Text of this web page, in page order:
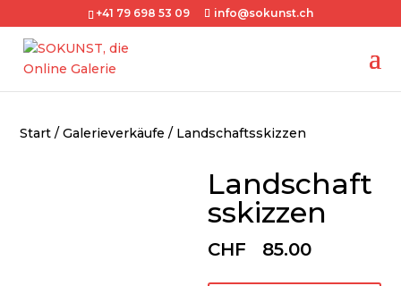
+41 79 698 53 09 info@sokunst.ch
Start /Galerieverkäufe / Landschaftsskizzen
Landschaft
sskizzen
CHF 85.00